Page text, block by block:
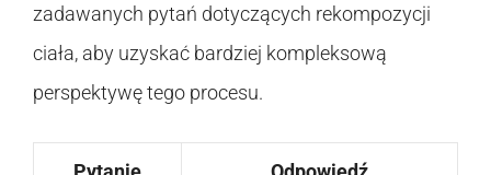
zadawanych pytań dotyczących rekompozycji
ciała, aby uzyskać bardziej kompleksową
perspektywę tego procesu.